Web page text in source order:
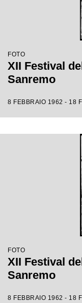
FOTO
XII Festival
Sanremo
8 FEBBRAIO 1962 - 18
FOTO
XII Festival
Sanremo
8 FEBBRAIO 1962 - 18